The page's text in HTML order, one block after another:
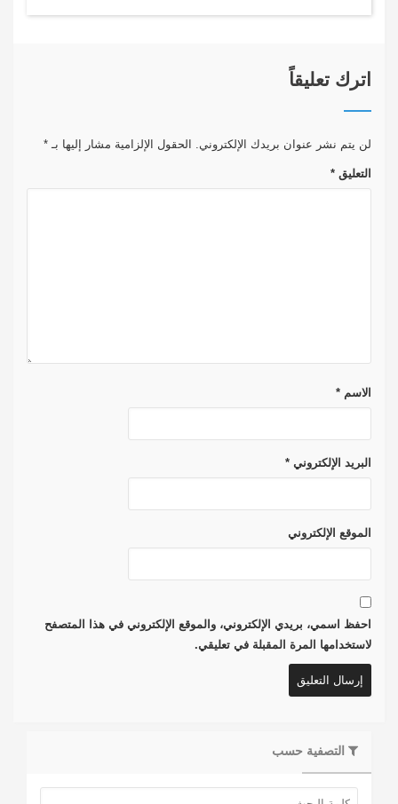
اترك تعليقاً
لن يتم نشر عنوان بريدك الإلكتروني. الحقول الإلزامية مشار إليها بـ *
التعليق *
الاسم *
البريد الإلكتروني *
الموقع الإلكتروني
احفظ اسمي، بريدي الإلكتروني، والموقع الإلكتروني في هذا المتصفح
لاستخدامها المرة المقبلة في تعليقي.
التصفية حسب